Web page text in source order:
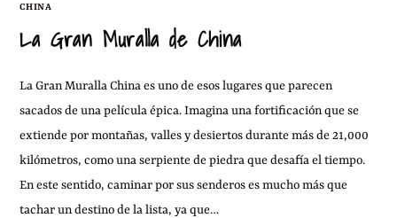
CHINA
La Gran Muralla de China
La Gran Muralla China es uno de esos lugares que parecen
sacados de una película épica. Imagina una fortificación que se
extiende por montañas, valles y desiertos durante más de 21,000
kilómetros, como una serpiente de piedra que desafía el tiempo.
En este sentido, caminar por sus senderos es mucho más que
tachar un destino de la lista, ya que…